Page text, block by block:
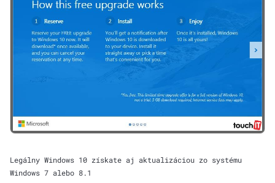
Legálny Windows 10 získate aj aktualizáciou zo systému
Windows 7 alebo 8.1